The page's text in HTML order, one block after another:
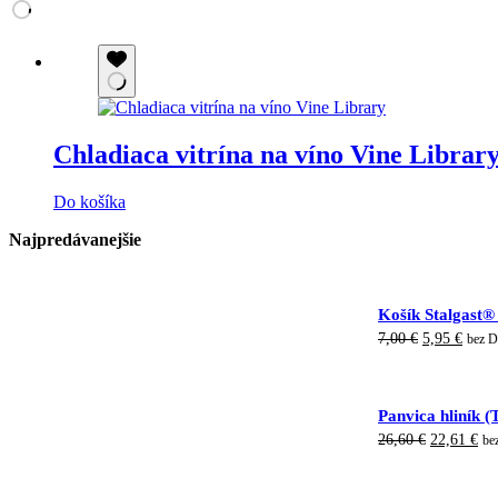
Chladiaca vitrína na víno Vine
Do košíka
Najpredávanejšie
Košík Stalgast®
7,00€ Pôvodná
5,95 € bez
Panvica hliník
26,60€ Pôvodná
22,61 €